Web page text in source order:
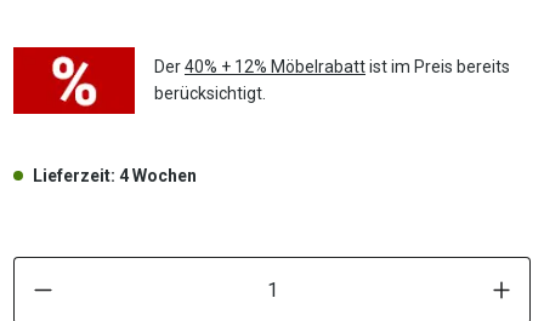
Der40% + 12% Möbelrabattist im Preis bereits
berücksichtigt.
Lieferzeit: 4 Wochen